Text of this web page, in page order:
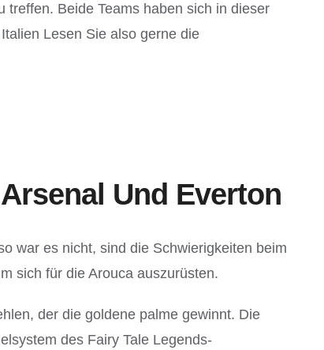
Beide Teams haben sich in dieser
Lesen Sie also gerne die
Und Everton
war es nicht, sind die Schwierigkeiten beim
sich für die Arouca auszurüsten.
der die goldene palme gewinnt. Die
des Fairy Tale Legends-